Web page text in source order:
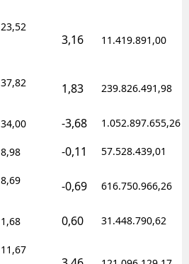
23,52
3,16 11.419.891,00
37,82 1,83 239.826.491,98
34,00 -3,68 1.052.897.655,26
8,98 -0,11 57.528.439,01
8,69 -0,69 616.750.966,26
1,68 0,60 31.448.790,62
11,67